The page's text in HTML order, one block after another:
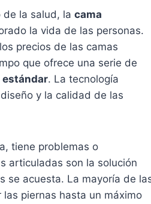
la salud, la cama
la vida de las personas.
precios de las camas
que ofrece una serie de
estándar. La tecnología
y la calidad de las
tiene problemas o
articuladas son la solución
se acuesta. La mayoría de
piernas hasta un máximo